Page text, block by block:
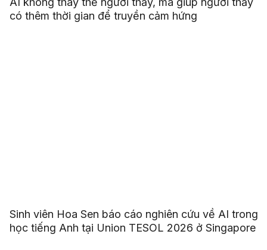
có thêm thời gian để truyền cảm hứng
Sinh viên Hoa Sen báo cáo nghiên cứu về AI trong
học tiếng Anh tại Union TESOL 2026 ở Singapore